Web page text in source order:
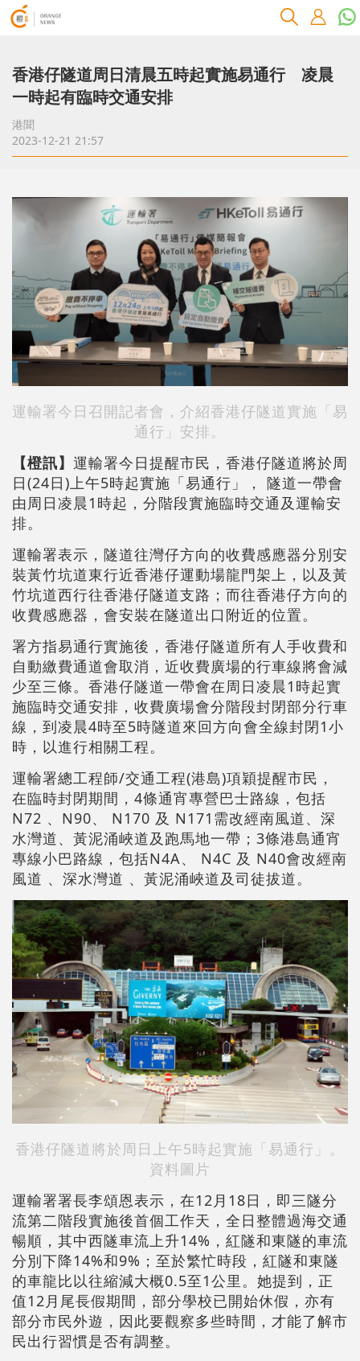
香港仔隧道周日清晨五時起實施易通行 凌晨
一時起有臨時交通安排
港聞
2023-12-21 21:57
運輸署今日召開記者會，介紹香港仔隧道實施「易
通行」安排。
【橙訊】 運輸署今日提醒市民，香港仔隧道將於周
日(24日)上午5時起實施「易通行」， 隧道一帶會
由周日凌晨1時起，分階段實施臨時交通及運輸安
排。
運輸署表示，隧道往灣仔方向的收費感應器分別安
裝黃竹坑道東行近香港仔運動場龍門架上，以及黃
竹坑道西行往香港仔隧道支路；而往香港仔方向的
收費感應器，會安裝在隧道出口附近的位置。
署方指易通行實施後，香港仔隧道所有人手收費和
自動繳費通道會取消，近收費廣場的行車線將會減
少至三條。香港仔隧道一帶會在周日凌晨1時起實
施臨時交通安排，收費廣場會分階段封閉部分行車
線，到凌晨4時至5時隧道來回方向會全線封閉1小
時，以進行相關工程。
運輸署總工程師/交通工程(港島)項穎提醒市民，
在臨時封閉期間，4條通宵專營巴士路線，包括
N72 、N90、 N170 及 N171需改經南風道、深
水灣道、黃泥涌峽道及跑馬地一帶；3條港島通宵
專線小巴路線，包括N4A、 N4C 及 N40會改經南
風道 、深水灣道 、黃泥涌峽道及司徒拔道。
香港仔隧道將於周日上午5時起實施「易通行」。
資料圖片
運輸署署長李頌恩表示，在12月18日，即三隧分
流第二階段實施後首個工作天，全日整體過海交通
暢順，其中西隧車流上升14%，紅隧和東隧的車流
分別下降14%和9%；至於繁忙時段，紅隧和東隧
的車龍比以往縮減大概0.5至1公里。她提到，正
值12月尾長假期間，部分學校已開始休假，亦有
部分市民外遊，因此要觀察多些時間，才能了解市
民出行習慣是否有調整。